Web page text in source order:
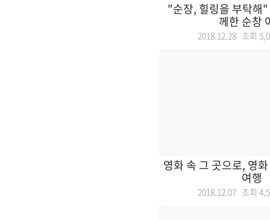
"순장, 힐링을 부탁해
께한 순창
2018.12.28 조회
영화 속 그 곳으로, 영
여행
2018.12.07 조회